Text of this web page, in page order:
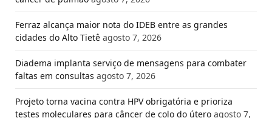
Ferraz alcança maior nota do IDEB entre as grandes
cidades do Alto Tietê agosto 7, 2026
Diadema implanta serviço de mensagens para combater
faltas em consultas agosto 7, 2026
Projeto torna vacina contra HPV obrigatória e prioriza
testes moleculares para câncer de colo do útero agosto 7,